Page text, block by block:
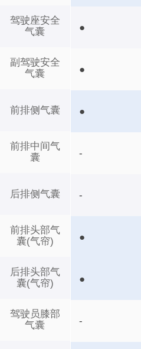
驾驶座安全
气囊
副驾驶安全
气囊
前排侧气囊
前排中间气
囊
后排侧气囊
前排头部气
囊(气帘)
后排头部气
囊(气帘)
驾驶员膝部
气囊
●
●
●
-
-
●
●
-